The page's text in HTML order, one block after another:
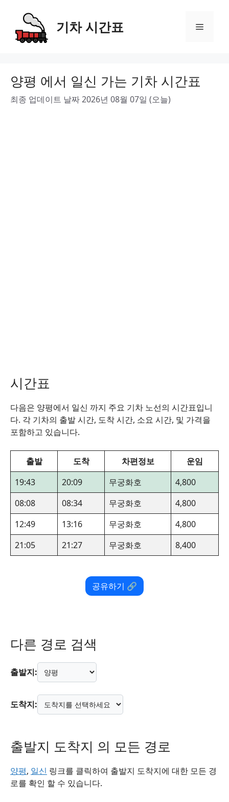
content
기차 시간표 Menu
양평 에서 일신 가는 기차 시간표
최종 업데이트 날짜 2026년 08월 07일 (오늘)
시간표
다음은 양평에서 일신 까지 주요 기차 노선의 시간표입니
다. 각 기차의 출발 시간, 도착 시간, 소요 시간, 및 가격을
포함하고 있습니다.
출발 도착 차편정보
운임
19:43
20:09 무궁화호
4,800
08:08
08:34 무궁화호
4,800
12:49
13:16 무궁화호
4,800
21:05
21:27 무궁화호 8,400
공유하기 🔗
다른 경로 검색
출발지:
도착지:
출발지 도착지 의 모든 경로
양평, 일신 링크를 클릭하여 출발지 도착지에 대한 모든 경
로를 확인 할 수 있습니다.